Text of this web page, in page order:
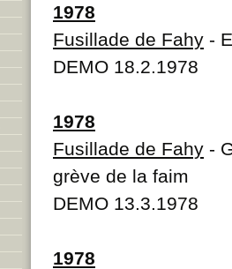
1978
Fusillade de Fahy -
DEMO 18.2.1978
1978
Fusillade de Fahy -
grève de la faim
DEMO 13.3.1978
1978